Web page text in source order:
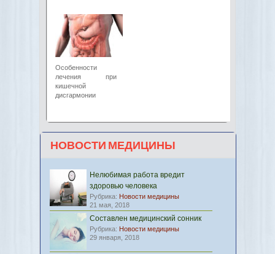
Особенности
лечения при
кишечной
дисгармонии
НОВОСТИ МЕДИЦИНЫ
Нелюбимая работа вредит
здоровью человека
Рубрика: Новости медицины
21 мая, 2018
Составлен медицинский сонник
Рубрика: Новости медицины
29 января, 2018